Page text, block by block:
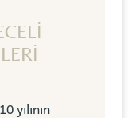
yılının